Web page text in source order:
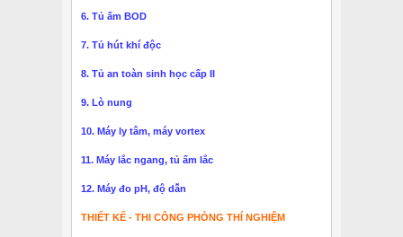
6. Tủ ấm BOD
7. Tủ hút khí độc
8. Tủ an toàn sinh học cấp II
9. Lò nung
10. Máy ly tâm, máy vortex
11. Máy lắc ngang, tủ ấm lắc
12. Máy đo pH, độ dẫn
THIẾT KẾ - THI CÔNG PHÒNG THÍ NGHIỆM